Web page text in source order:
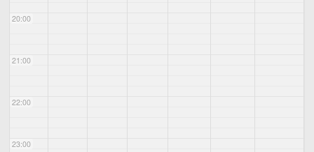
20:00
21:00
22:00
23:00